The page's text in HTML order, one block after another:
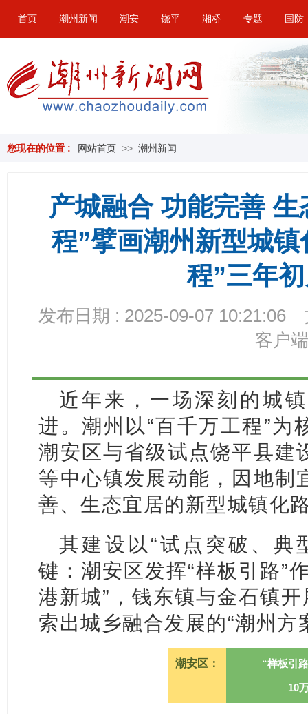
首页 潮州新闻 潮安 饶平 湘桥 专题 国防
您现在的位置 : 网站首页 >> 潮州新闻
产城融合 功能完善
程”擘画潮州新型城
程”三年
发布日期 : 2025-09-07 10:21:06
客户端
近年来，一场深刻的城
进。潮州以“百千万工程”为
潮安区与省级试点饶平县建
等中心镇发展动能，因地制
善、生态宜居的新型城镇化
其建设以“试点突破、典
键：潮安区发挥“样板引路”
港新城”，钱东镇与金石镇
索出城乡融合发展的“潮州方
潮安区： “样板引
10